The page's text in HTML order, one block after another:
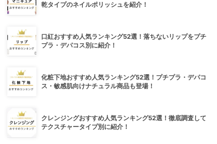
乾タイプのネイルポリッシュを紹介！
口紅おすすめ人気ランキング52選！落ちないリップをプチ
プラ・デパコス別に紹介！
化粧下地おすすめ人気ランキング52選！プチプラ・デパコ
ス・敏感肌向けナチュラル商品も登場！
クレンジングおすすめ人気ランキング52選！徹底調査して
テクスチャータイプ別に紹介！